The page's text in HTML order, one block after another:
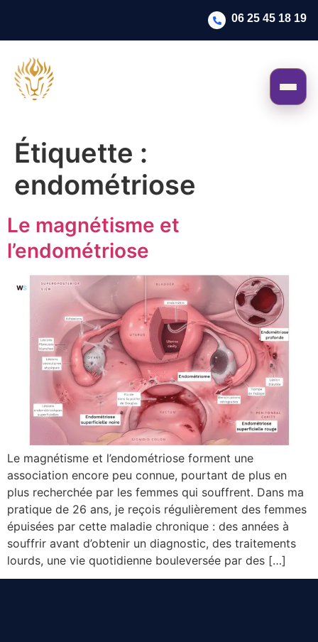
06 25 45 18 19
Étiquette :
endométriose
Le magnétisme et
l’endométriose
Le magnétisme et l’endométriose forment une
association encore peu connue, pourtant de plus en
plus recherchée par les femmes qui souffrent. Dans ma
pratique de 26 ans, je reçois régulièrement des femmes
épuisées par cette maladie chronique : des années à
souffrir avant d’obtenir un diagnostic, des traitements
lourds, une vie quotidienne bouleversée par des […]